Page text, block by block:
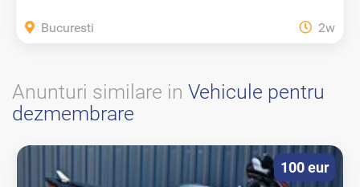
Bucuresti 2w
Anunturi similare in Vehicule pentru
dezmembrare
100 eur